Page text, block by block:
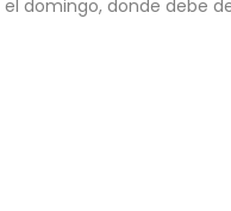
domingo, donde debe